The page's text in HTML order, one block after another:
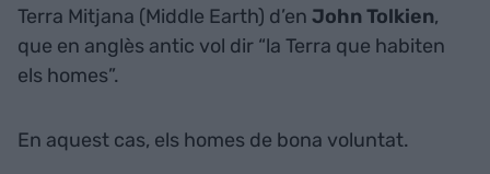
Terra Mitjana (Middle Earth) d’en John Tolkien,
que en anglès antic vol dir “la Terra que habiten
els homes”.
En aquest cas, els homes de bona voluntat.